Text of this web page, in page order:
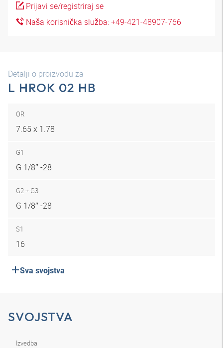
Prijavi se/registriraj se
Naša korisnička služba: +49-421-48907-766
Detalji o proizvodu za
L HROK 02 HB
OR
7.65 x 1.78
G1
G 1/8″ -28
G2 + G3
G 1/8″ -28
S1
16
Sva svojstva
SVOJSTVA
Izvedba